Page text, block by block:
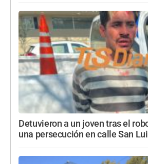
Detuvieron a un joven tras el
una persecución en calle San